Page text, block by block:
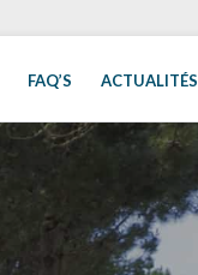
FAQ’S ACTUALITÉS